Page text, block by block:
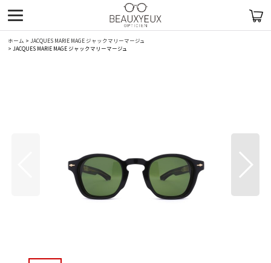
ホーム > JACQUES MARIE MAGE ジャックマリーマージュ
> JACQUES MARIE MAGE ジャックマリーマージュ